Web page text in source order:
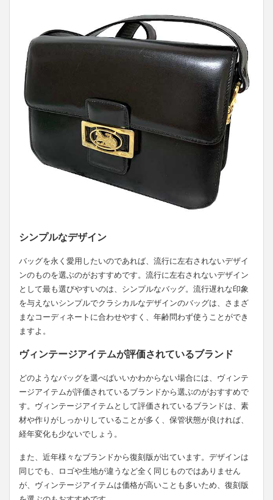
シンプルなデザイン
バッグを永く愛用したいのであれば、流行に左右されないデザイ
ンのものを選ぶのがおすすめです。流行に左右されないデザイン
として最も選びやすいのは、シンプルなバッグ。流行遅れな印象
を与えないシンプルでクラシカルなデザインのバッグは、さまざ
まなコーディネートに合わせやすく、年齢問わず使うことができ
ますよ。
ヴィンテージアイテムが評価されているブランド
どのようなバッグを選べばいいかわからない場合には、ヴィンテ
ージアイテムが評価されているブランドから選ぶのがおすすめで
す。ヴィンテージアイテムとして評価されているブランドは、素
材や作りがしっかりしていることが多く、保管状態が良ければ、
経年変化も少ないでしょう。
また、近年様々なブランドから復刻版が出ています。デザインは
同じでも、ロゴや生地が違うなど全く同じものではありません
が、ヴィンテージアイテムは価格が高いことも多いため、復刻版